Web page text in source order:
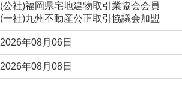
(公社)福岡県宅地建物取引業協会会員
(一社)九州不動産公正取引協議会加盟
2026年08月06日
2026年08月08日